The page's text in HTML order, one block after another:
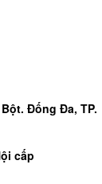
Đống Đa, TP.
cấp